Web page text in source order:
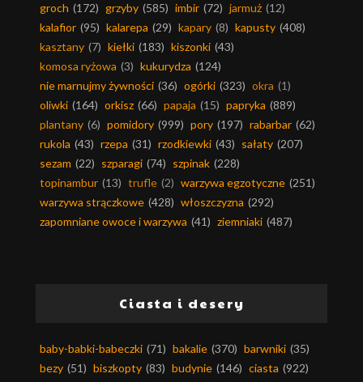
groch (172) grzyby (585) imbir (72) jarmuż (12)
kalafior (95) kalarepa (29) kapary (8) kapusty (408)
kasztany (7) kiełki (183) kiszonki (43)
komosa ryżowa (3) kukurydza (124)
nie marnujmy żywności (36) ogórki (323) okra (1)
oliwki (164) orkisz (66) papaja (15) papryka (889)
plantany (6) pomidory (999) pory (197) rabarbar (62)
rukola (43) rzepa (31) rzodkiewki (43) sałaty (207)
sezam (22) szparagi (74) szpinak (228)
topinambur (13) trufle (2) warzywa egzotyczne (251)
warzywa strączkowe (428) włoszczyzna (292)
zapomniane owoce i warzywa (41) ziemniaki (487)
Ciasta i desery
baby-babki-babeczki (71) bakalie (370) barwniki (35)
bezy (51) biszkopty (83) budynie (146) ciasta (922)